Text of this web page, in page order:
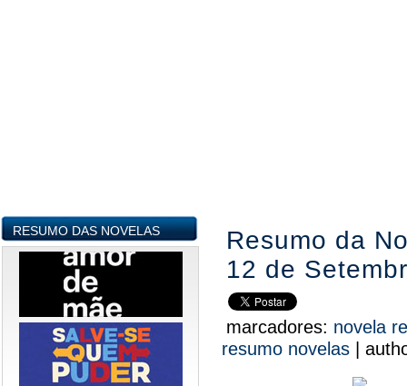
RESUMO DAS NOVELAS
Resumo da
12 de
marcadores: novela
resumo novelas |